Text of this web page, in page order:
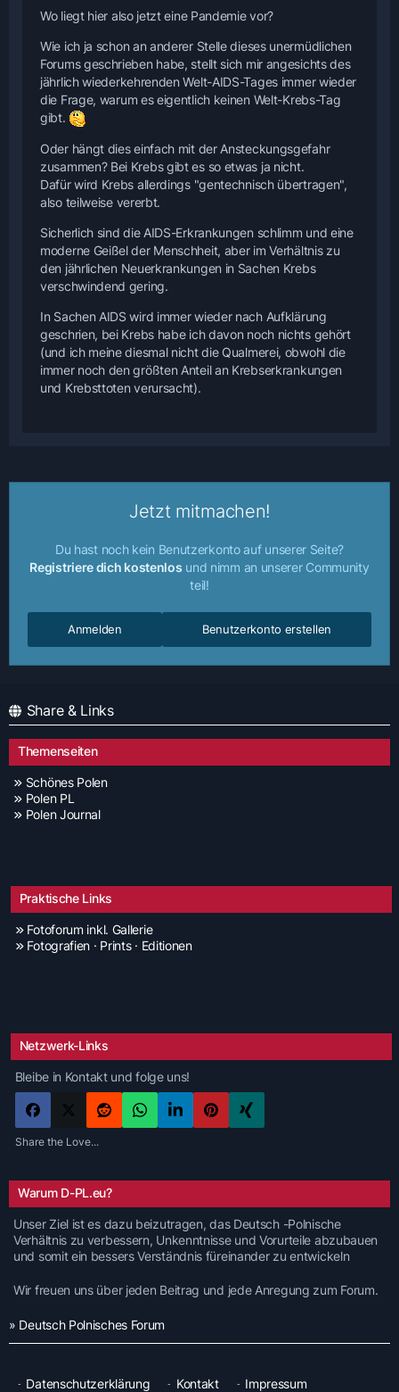
Wo liegt hier also jetzt eine Pandemie vor?
Wie ich ja schon an anderer Stelle dieses unermüdlichen
Forums geschrieben habe, stellt sich mir angesichts des
jährlich wiederkehrenden Welt-AIDS-Tages immer wieder
die Frage, warum es eigentlich keinen Welt-Krebs-Tag
gibt.
Oder hängt dies einfach mit der Ansteckungsgefahr
zusammen? Bei Krebs gibt es so etwas ja nicht.
Dafür wird Krebs allerdings "gentechnisch übertragen",
also teilweise vererbt.
Sicherlich sind die AIDS-Erkrankungen schlimm und eine
moderne Geißel der Menschheit, aber im Verhältnis zu
den jährlichen Neuerkrankungen in Sachen Krebs
verschwindend gering.
In Sachen AIDS wird immer wieder nach Aufklärung
geschrien, bei Krebs habe ich davon noch nichts gehört
(und ich meine diesmal nicht die Qualmerei, obwohl die
immer noch den größten Anteil an Krebserkrankungen
und Krebsttoten verursacht).
Jetzt mitmachen!
Du hast noch kein Benutzerkonto auf unserer Seite?
Registriere dich kostenlos und nimm an unserer Community
teil!
Benutzerkonto erstellen
Anmelden
Share & Links
Themenseiten
Schönes Polen
Polen PL
Polen Journal
Praktische Links
Fotoforum inkl. Gallerie
Fotografien · Prints · Editionen
Netzwerk-Links
Bleibe in Kontakt und folge uns!
Share the Love...
Warum D-PL.eu?
Unser Ziel ist es dazu beizutragen, das Deutsch -Polnische
Verhältnis zu verbessern, Unkenntnisse und Vorurteile abzubauen
und somit ein bessers Verständnis füreinander zu entwickeln
Wir freuen uns über jeden Beitrag und jede Anregung zum Forum.
» Deutsch Polnisches Forum
Datenschutzerklärung Kontakt Impressum